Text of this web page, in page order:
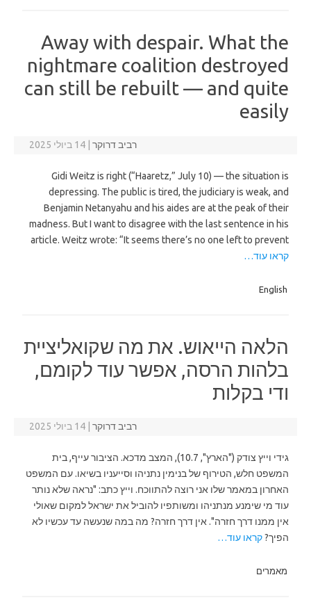
Away with despair. What the
nightmare coalition destroyed
can still be rebuilt — and quite
easily
רביב דרוקר 14 ביולי 2025
Gidi Weitz is right (“Haaretz,” July 10) — the situation is
depressing. The public is tired, the judiciary is weak, and
Benjamin Netanyahu and his aides are at the peak of their
madness. But I want to disagree with the last sentence in his
article. Weitz wrote: “It seems there’s no one left to prevent
קראו עוד…
English
הלאה הייאוש. את מה שקואליציית
בלהות הרסה, אפשר עוד לקומם,
ודי בקלות
רביב דרוקר 14 ביולי 2025
גידי וייץ צודק ("הארץ", 10.7), המצב מדכא. הציבור עייף, בית
המשפט חלש, הטירוף של בנימין נתניהו וסייעניו בשיאו. עם המשפט
האחרון במאמר שלו אני רוצה להתווכח. וייץ כתב: "נראה שלא נותר
עוד מי שימנע מנתניהו ומשותפיו להוביל את ישראל למקום שאולי
אין ממנו דרך חזרה". אין דרך חזרה? מה במה שנעשה עד עכשיו לא
הפיך?קראו עוד…
מאמרים